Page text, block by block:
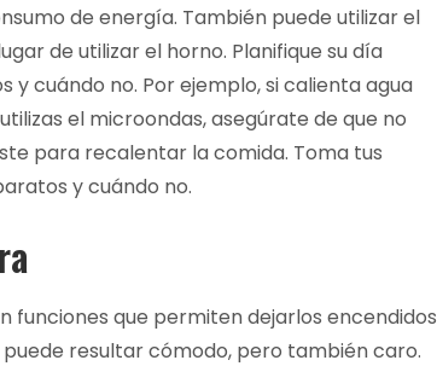
de energía. También puede utilizar el
de utilizar el horno. Planifique su día
cuándo no. Por ejemplo, si calienta agua
el microondas, asegúrate de que no
para recalentar la comida. Toma tus
y cuándo no.
funciones que permiten dejarlos encendidos
resultar cómodo, pero también caro.